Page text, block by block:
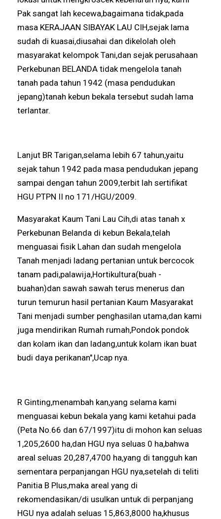
Pak sangat lah kecewa,bagaimana tidak,pada
masa KERAJAAN SIBAYAK LAU CIH,sejak lama
sudah di kuasai,diusahai dan dikelolah oleh
masyarakat kelompok Tani,dan sejak perusahaan
Perkebunan BELANDA tidak mengelola tanah
tanah pada tahun 1942 (masa pendudukan
jepang)tanah kebun bekala tersebut sudah lama
terlantar.
Lanjut BR Tarigan,selama lebih 67 tahun,yaitu
sejak tahun 1942 pada masa pendudukan jepang
sampai dengan tahun 2009,terbit lah sertifikat
HGU PTPN II no 171/HGU/2009.
Masyarakat Kaum Tani Lau Cih,di atas tanah x
Perkebunan Belanda di kebun Bekala,telah
menguasai fisik Lahan dan sudah mengelola
Tanah menjadi ladang pertanian untuk bercocok
tanam padi,palawija,Hortikultura(buah -
buahan)dan sawah sawah terus menerus dan
turun temurun hasil pertanian Kaum Masyarakat
Tani menjadi sumber penghasilan utama,dan kami
juga mendirikan Rumah rumah,Pondok pondok
dan kolam ikan dan ladang,untuk kolam ikan buat
budi daya perikanan",Ucap nya.
R Ginting,menambah kan,yang selama kami
menguasai kebun bekala yang kami ketahui pada
(Peta No.66 dan 67/1997)itu di mohon kan seluas
1,205,2600 ha,dan HGU nya seluas 0 ha,bahwa
areal seluas 20,287,4700 ha,yang di tangguh kan
sementara perpanjangan HGU nya,setelah di teliti
Panitia B Plus,maka areal yang di
rekomendasikan/di usulkan untuk di perpanjang
HGU nya adalah seluas 15,863,8000 ha,khusus